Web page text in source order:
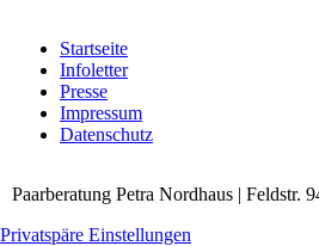
überspringen
Startseite
Infoletter
Presse
Impressum
Datenschutz
Paarberatung Petra Nordhaus | Feldstr.
Privatspäre Einstellungen